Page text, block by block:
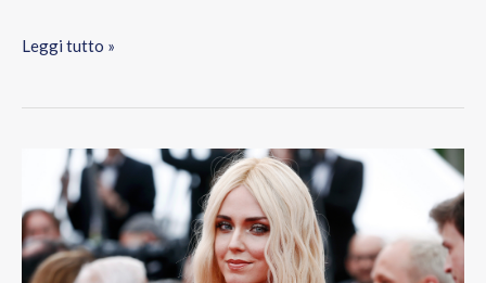
Leggi tutto »
Chiara
Ferragni
e
il